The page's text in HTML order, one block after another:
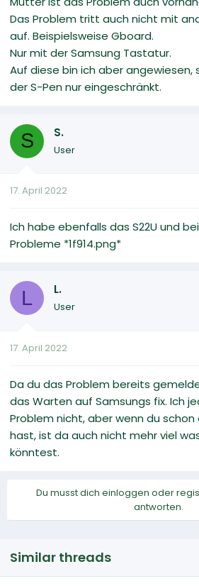
Das Problem tritt auch nicht mit
auf. Beispielsweise Gboard.
Nur mit der Samsung Tastatur.
Auf diese bin ich aber angewiesen,
der S-Pen nur eingeschränkt.
S S.
User
17. April 2022
Ich habe ebenfalls das S22U und
Probleme *1f914.png*
L L.
User
17. April 2022
Da du das Problem bereits
das Warten auf Samsungs fix. Ich
Problem nicht, aber wenn du
hast, ist da auch nicht mehr viel
könntest.
Du musst dich einloggen oder
antworten.
Similar threads